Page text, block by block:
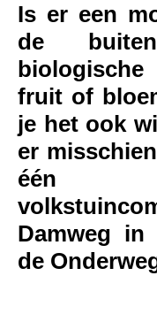
Is er een
de
fruit of
je het ook
er
één
Damweg
de